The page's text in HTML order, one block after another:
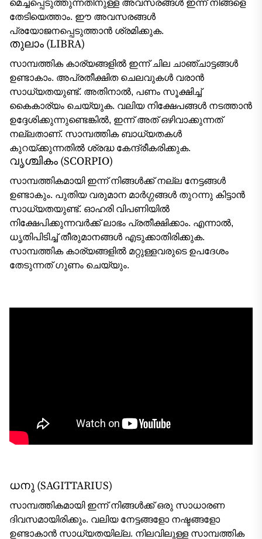
മെച്ചപ്പെടുത്തുന്നതിനുള്ള അവസരങ്ങൾ ഇന്ന് നിങ്ങളെ
തേടിയെത്താം. ഈ അവസരങ്ങൾ
പ്രയോജനപ്പെടുത്താൻ ശ്രമിക്കുക.
തുലാം (LIBRA)
സാമ്പത്തിക കാര്യങ്ങളിൽ ഇന്ന് ചില ചാഞ്ചാട്ടങ്ങൾ
ഉണ്ടാകാം. അപ്രതീക്ഷിത ചെലവുകൾ വരാൻ
സാധ്യതയുണ്ട്. അതിനാൽ, പണം സൂക്ഷിച്ച്
കൈകാര്യം ചെയ്യുക. വലിയ നിക്ഷേപങ്ങൾ നടത്താൻ
ഉദ്ദേശിക്കുന്നുണ്ടെങ്കിൽ, ഇന്ന് അത് ഒഴിവാക്കുന്നത്
നല്ലതാണ്. സാമ്പത്തിക ബാധ്യതകൾ
കുറയ്ക്കുന്നതിൽ ശ്രദ്ധ കേന്ദ്രീകരിക്കുക.
വൃശ്ചികം (SCORPIO)
സാമ്പത്തികമായി ഇന്ന് നിങ്ങൾക്ക് നല്ല നേട്ടങ്ങൾ
ഉണ്ടാകും. പുതിയ വരുമാന മാർഗ്ഗങ്ങൾ തുറന്നു കിട്ടാൻ
സാധ്യതയുണ്ട്. ഓഹരി വിപണിയിൽ
നിക്ഷേപിക്കുന്നവർക്ക് ലാഭം പ്രതീക്ഷിക്കാം. എന്നാൽ,
ധൃതിപിടിച്ച് തീരുമാനങ്ങൾ എടുക്കാതിരിക്കുക.
സാമ്പത്തിക കാര്യങ്ങളിൽ മറ്റുള്ളവരുടെ ഉപദേശം
തേടുന്നത് ഗുണം ചെയ്യും.
ധനു (SAGITTARIUS)
സാമ്പത്തികമായി ഇന്ന് നിങ്ങൾക്ക് ഒരു സാധാരണ
ദിവസമായിരിക്കും. വലിയ നേട്ടങ്ങളോ നഷ്ടങ്ങളോ
ഉണ്ടാകാൻ സാധ്യതയില്ല. നിലവിലുള്ള സാമ്പത്തിക